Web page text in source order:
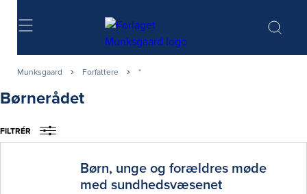
Søg
Munksgaard Forfattere *
Børnerådet
FILTRÉR
Børn, unge og forældres møde
med sundhedsvæsenet